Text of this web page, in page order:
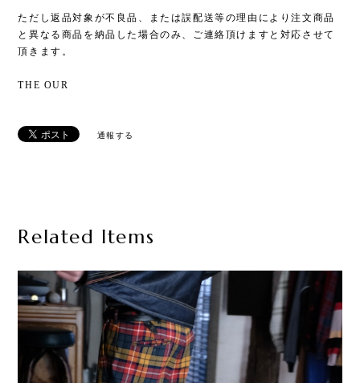
ただし返品対象が不良品、または誤配送等の理由により注文商品
と異なる商品を納品した場合のみ、ご連絡頂けますと対応させて
頂きます。
THE OUR
通報する
Related Items